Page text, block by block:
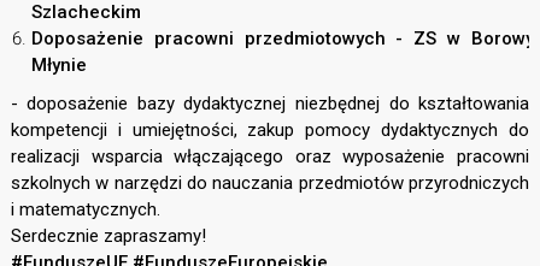
Szlacheckim
Doposażenie pracowni przedmiotowych - ZS w
Młynie
- doposażenie bazy dydaktycznej niezbędnej do kształtowania
kompetencji i umiejętności, zakup pomocy dydaktycznych do
realizacji wsparcia włączającego oraz wyposażenie pracowni
szkolnych w narzędzi do nauczania przedmiotów przyrodniczych
i matematycznych.
Serdecznie zapraszamy!